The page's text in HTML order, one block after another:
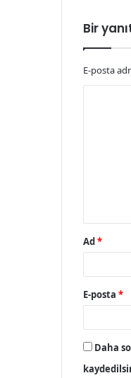
Bir
E-posta
Ad*
E-posta *
Daha